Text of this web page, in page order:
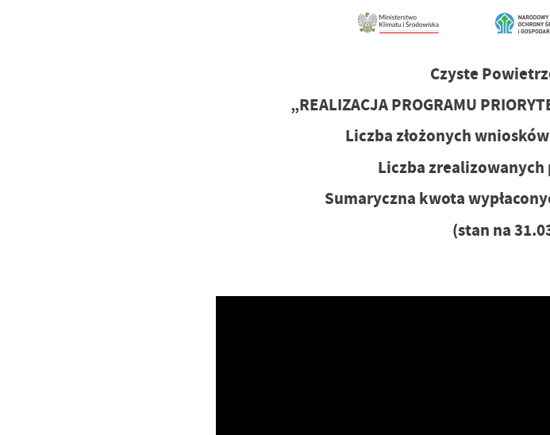
Czyste
„REALIZACJA PROGRAMU
Liczba złożonych
Liczba zrealizowanych
Sumaryczna kwota
(stan na